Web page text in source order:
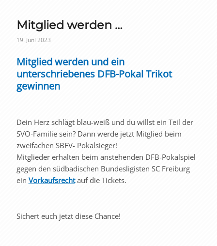
Mitglied werden …
19. Juni 2023
Mitglied werden und ein
unterschriebenes DFB-Pokal Trikot
gewinnen
Dein Herz schlägt blau-weiß und du willst ein Teil der
SVO-Familie sein? Dann werde jetzt Mitglied beim
zweifachen SBFV- Pokalsieger!
Mitglieder erhalten beim anstehenden DFB-Pokalspiel
gegen den südbadischen Bundesligisten SC Freiburg
ein Vorkaufsrechtauf die Tickets.
Sichert euch jetzt diese Chance!